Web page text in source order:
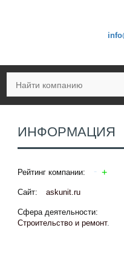
ИНФОРМАЦИЯ
Рейтинг компании:
Сайт: askunit.ru
Сфера деятельности:
Строительство и ремонт.